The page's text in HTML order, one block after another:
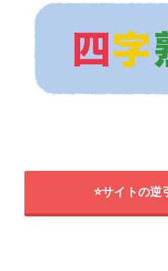
⭐サイトの逆